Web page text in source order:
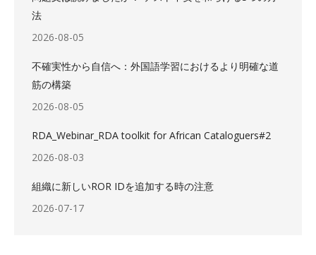
法
2026-08-05
不確実性から自信へ：外国語学習におけるより明確な道
筋の構築
2026-08-05
RDA_Webinar_RDA toolkit for African Cataloguers#2
2026-08-03
組織に新しいROR IDを追加する時の注意
2026-07-17